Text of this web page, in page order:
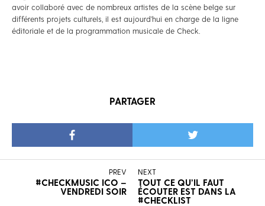
avoir collaboré avec de nombreux artistes de la scène belge sur
différents projets culturels, il est aujourd’hui en charge de la ligne
éditoriale et de la programmation musicale de Check.
PARTAGER
PREV
#CHECKMUSIC ICO –
VENDREDI SOIR
NEXT
TOUT CE QU’IL FAUT
ÉCOUTER EST DANS LA
#CHECKLIST